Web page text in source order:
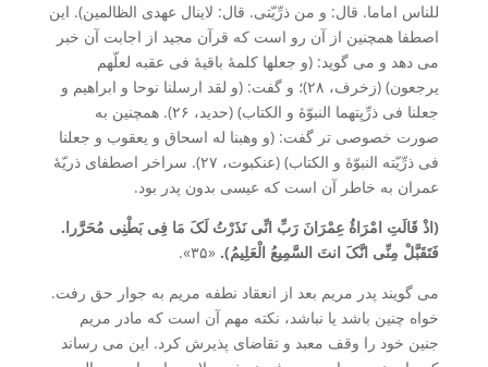
للناس اماما. قال: و من ذرِّیّتی. قال: لاینال عهدی الظالمین). این
اصطفا همچنین از آن رو است که قرآن مجید از اجابت آن خبر
می دهد و می گوید: (و جعلها کلمۀ باقیۀ فی عقبه لعلّهم
یرجعون) (زخرف، ۲۸)؛ و گفت: (و لقد ارسلنا نوحا و ابراهیم و
جعلنا فی ذرِّیِتهما النبوّۀ و الکتاب) (حدید، ۲۶). همچنین به
صورت خصوصی تر گفت: (و وهبنا له اسحاق و یعقوب و جعلنا
فی ذرِّیّته النبوّۀ و الکتاب) (عنکبوت، ۲۷). سراخر اصطفای ذریّۀ
عمران به خاطر آن است که عیسی بدون پدر بود.
(اذْ قَالَتِ امْرَاۀُ عِمْرَانَ رَبِّ انِّی نَذَرْتُ لَکَ مَا فِی بَطْنِی مُحَرَّرا.
فَتَقَبَّلْ مِنِّی انَّکَ انتَ السَّمِیعُ الْعَلِیمُ). «۳۵».
می گویند پدر مریم بعد از انعقاد نطفه مریم به جوار حق رفت.
خواه چنین باشد یا نباشد، نکته مهم آن است که مادر مریم
جنین خود را وقف معبد و تقاضای پذیرش کرد. این می رساند